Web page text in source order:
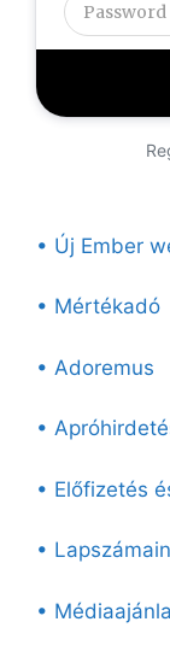
• Új Ember
• Mértékadó
• Adoremus
•
• Előfizetés
•
•